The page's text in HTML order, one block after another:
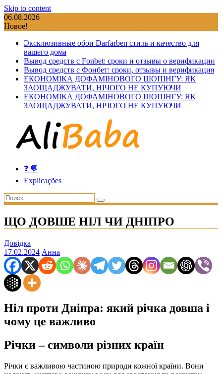
Skip to content
06.08.2026
Новое!
Эксклюзивные обои Darfarben стиль и качество для
вашего дома
Вывод средств с Fonbet: сроки и отзывы о верификации
Вывод средств с Фонбет: сроки, отзывы и верификация
ЕКОНОМІКА ДОФАМІНОВОГО ШОПІНГУ: ЯК
ЗАОЩАДЖУВАТИ, НІЧОГО НЕ КУПУЮЧИ
ЕКОНОМІКА ДОФАМІНОВОГО ШОПІНГУ: ЯК
ЗАОЩАДЖУВАТИ, НІЧОГО НЕ КУПУЮЧИ
❓ 💬
Explicações
ЩО ДОВШЕ НІЛ ЧИ ДНІПРО
Довідка
17.02.2024 Анна
Ніл проти Дніпра: який річка довша і
чому це важливо
Річки – символи різних країн
Річки є важливою частиною природи кожної країни. Вони